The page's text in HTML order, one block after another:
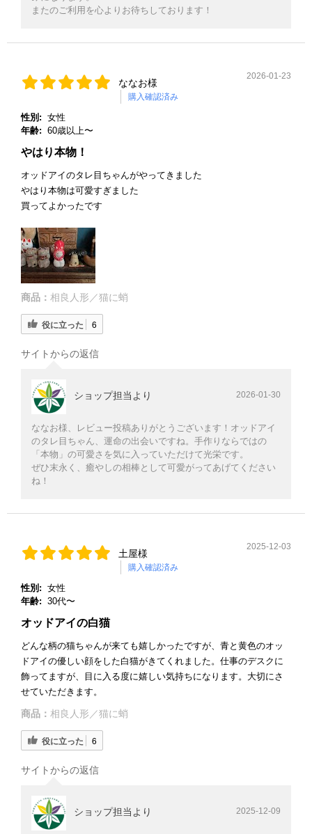
またのご利用を心よりお待ちしております！
ななお様
購入確認済み
2026-01-23
性別: 女性
年齢: 60歳以上〜
やはり本物！
オッドアイのタレ目ちゃんがやってきました
やはり本物は可愛すぎました
買ってよかったです
商品： 相良人形／猫に蛸
役に立った 6
サイトからの返信
ショップ担当より 2026-01-30
ななお様、レビュー投稿ありがとうございます！オッドアイ
のタレ目ちゃん、運命の出会いですね。手作りならではの
「本物」の可愛さを気に入っていただけて光栄です。
ぜひ末永く、癒やしの相棒として可愛がってあげてください
ね！
土屋様
購入確認済み
2025-12-03
性別: 女性
年齢: 30代〜
オッドアイの白猫
どんな柄の猫ちゃんが来ても嬉しかったですが、青と黄色のオッ
ドアイの優しい顔をした白猫がきてくれました。仕事のデスクに
飾ってますが、目に入る度に嬉しい気持ちになります。大切にさ
せていただきます。
商品： 相良人形／猫に蛸
役に立った 6
サイトからの返信
ショップ担当より 2025-12-09